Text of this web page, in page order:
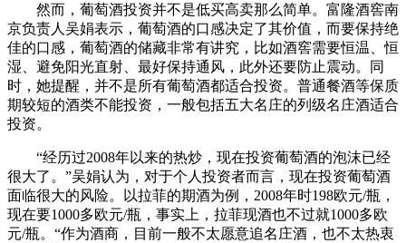
然而，葡萄酒投资并不是低买高卖那么简单。富隆酒窖南
京负责人吴娟表示，葡萄酒的口感决定了其价值，而要保持绝
佳的口感，葡萄酒的储藏非常有讲究，比如酒窖需要恒温、恒
湿、避免阳光直射、最好保持通风，此外还要防止震动。同
时，她提醒，并不是所有葡萄酒都适合投资。普通餐酒等保质
期较短的酒类不能投资，一般包括五大名庄的列级名庄酒适合
投资。
“经历过2008年以来的热炒，现在投资葡萄酒的泡沫已经
很大了。”吴娟认为，对于个人投资者而言，现在投资葡萄酒
面临很大的风险。以拉菲的期酒为例，2008年时198欧元/瓶，
现在要1000多欧元/瓶，事实上，拉菲现酒也不过就1000多欧
元/瓶。“作为酒商，目前一般不太愿意追名庄酒，也不太热衷